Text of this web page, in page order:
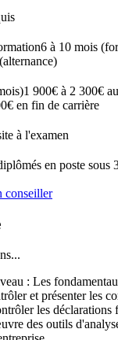
6 à 10 mois
1 900€ à 2 300€
en fin de carrière
à l'examen
en poste sous
conseiller
: Les
et présenter les
les déclarations
des outils